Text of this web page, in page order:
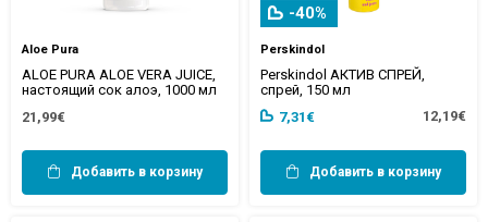
Aloe Pura
ALOE PURA ALOE VERA JUICE,
настоящий сок алоэ, 1000 мл
21,99€
Добавить в корзину
-40%
Perskindol
Perskindol АКТИВ СПРЕЙ,
спрей, 150 мл
7,31€
12,19€
Добавить в корзину